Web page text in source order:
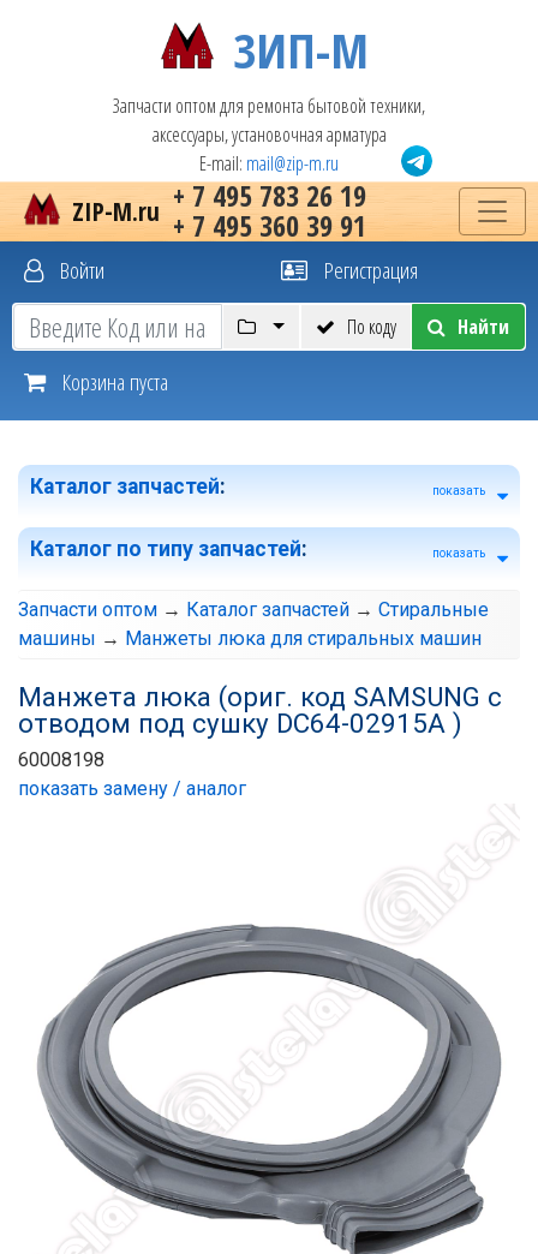
ЗИП-М
Запчасти оптом для ремонта бытовой техники,
аксессуары, установочная арматура
E-mail: mail@zip-m.ru
+ 7 495 783 26 19
+ 7 495 360 39 91
ZIP-M.ru
Войти Регистрация
По коду Найти
Корзина пуста
Каталог запчастей: показать
Каталог по типу запчастей: показать
Запчасти оптом → Каталог запчастей → Стиральные
машины → Манжеты люка для стиральных машин
Манжета люка (ориг. код SAMSUNG с
отводом под сушку DC64-02915A )
60008198
показать замену / аналог